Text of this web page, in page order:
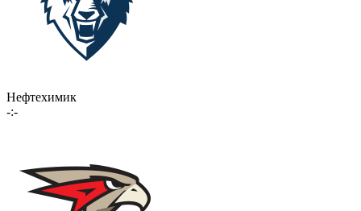
Нефтехимик
-:-